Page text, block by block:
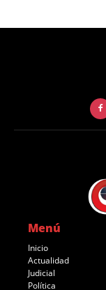
Menú
Inicio
Actualidad
Judicial
Política